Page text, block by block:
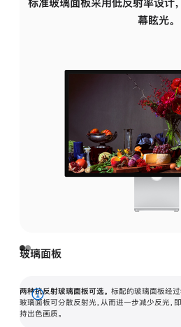
幕眩光。
玻璃面板
两种抗反射玻璃面板可选。 标配的玻璃面板经过
玻璃面板可分散反射光，从而进一步减少反光，
持出色画质。
展
开